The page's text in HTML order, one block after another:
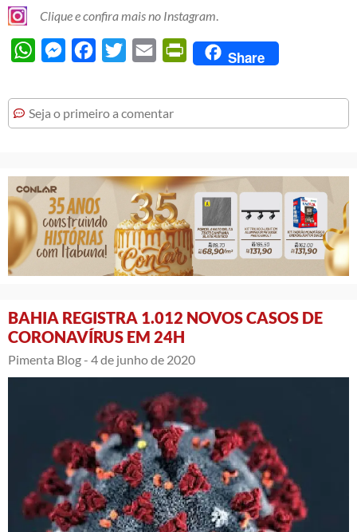
Clique e confira mais no Instagram.
WhatsAppMessengerFacebook
Twitter Email PrintFriendly
Share
Seja o primeiro a comentar
BAHIA REGISTRA 1.012 NOVOS CASOS DE
CORONAVÍRUS EM 24H
Pimenta Blog - 4 de junho de 2020